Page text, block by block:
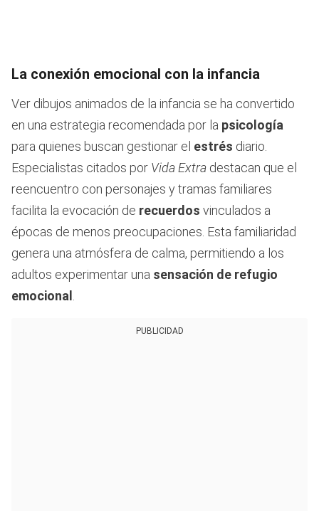
La conexión emocional con la infancia
Ver dibujos animados de la infancia se ha convertido
en una estrategia recomendada por la psicología
para quienes buscan gestionar el estrés diario.
Especialistas citados por Vida Extra destacan que el
reencuentro con personajes y tramas familiares
facilita la evocación de recuerdos vinculados a
épocas de menos preocupaciones. Esta familiaridad
genera una atmósfera de calma, permitiendo a los
adultos experimentar una sensación de refugio
emocional
PUBLICIDAD